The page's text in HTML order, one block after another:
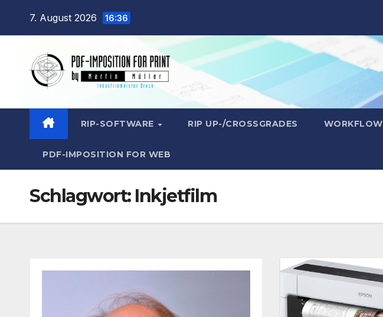
7. August 2026 16:36
RIP-SOFTWARE RIP UP-/CROSSGRADES WORKFLOW
PDF-IMPOSITION FOR WEB
Schlagwort: Inkjetfilm